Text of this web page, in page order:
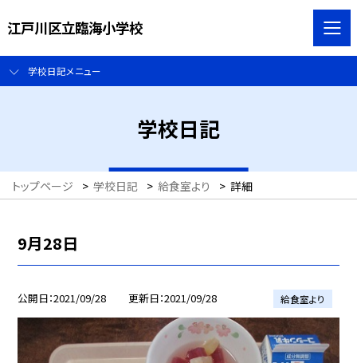
江戸川区立臨海小学校
学校日記メニュー
学校日記
トップページ > 学校日記 > 給食室より > 詳細
9月28日
公開日 2021/09/28 更新日 2021/09/28 給食室より